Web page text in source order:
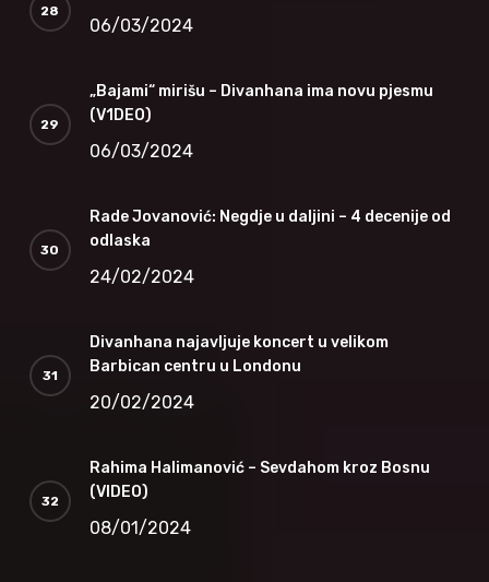
06/03/2024
„Bajami“ mirišu – Divanhana ima novu pjesmu
(V1DEO)
06/03/2024
Rade Jovanović: Negdje u daljini – 4 decenije od
odlaska
24/02/2024
Divanhana najavljuje koncert u velikom
Barbican centru u Londonu
20/02/2024
Rahima Halimanović – Sevdahom kroz Bosnu
(VIDEO)
08/01/2024